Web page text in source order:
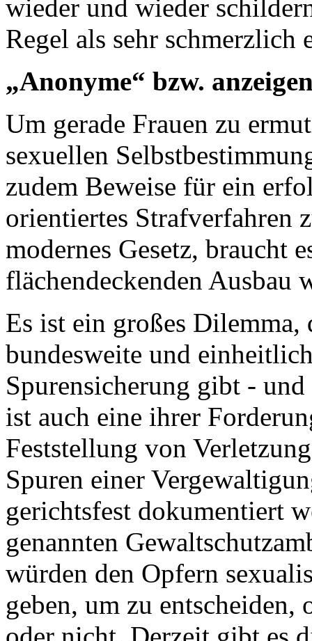
wieder und wieder
Regel als sehr schmerzlich
„Anonyme“ bzw.
Um gerade Frauen zu
sexuellen
zudem Beweise für ein
orientiertes Strafverfahren
modernes Gesetz, braucht
flächendeckenden Ausbau
Es ist ein großes Dilemma,
bundesweite und
Spurensicherung gibt -
ist auch eine ihrer
Feststellung von
Spuren einer
gerichtsfest dokumentiert
genannten
würden den Opfern
geben, um zu